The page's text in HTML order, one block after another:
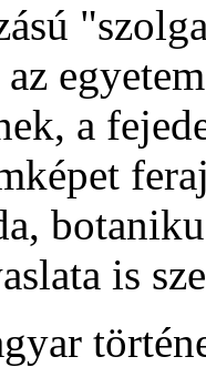
a
is